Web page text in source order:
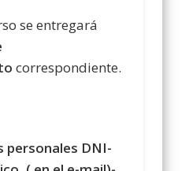
se entregará
correspondiente.
personales DNI-